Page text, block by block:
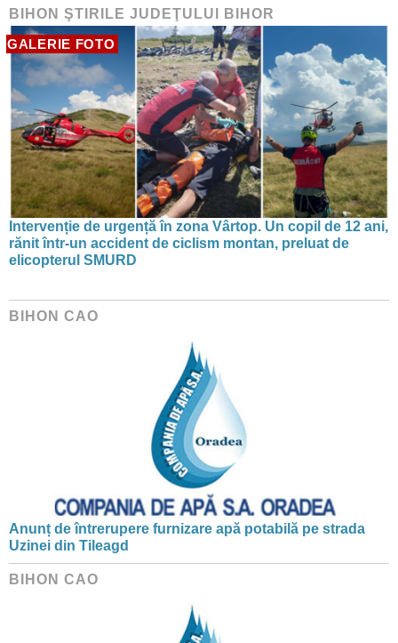
BIHON ŞTIRILE JUDEŢULUI BIHOR
GALERIE FOTO
Intervenție de urgență în zona Vârtop. Un copil de 12 ani,
rănit într-un accident de ciclism montan, preluat de
elicopterul SMURD
BIHON CAO
Anunț de întrerupere furnizare apă potabilă pe strada
Uzinei din Tileagd
BIHON CAO